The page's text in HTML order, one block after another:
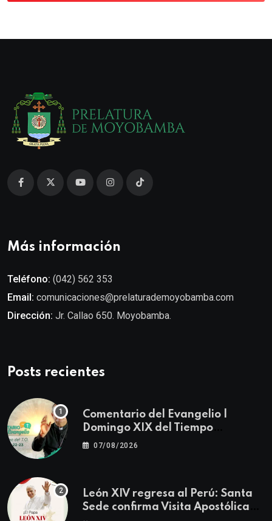
Más información
Teléfono: (042) 562 353
Email: comunicaciones@prelaturademoyobamba.com
Dirección: Jr. Callao 650. Moyobamba.
Posts recientes
Comentario del Evangelio |
Domingo XIX del Tiempo
Ordinario | Mateo 14, 22-23
07/08/2026
León XIV regresa al Perú: Santa
Sede confirma Visita Apostólica